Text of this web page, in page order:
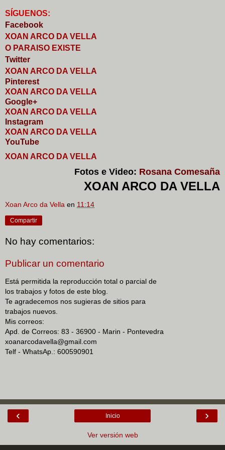
S GUENOS:
Facebook
XOAN ARCO DA VELLA
O PARAISO EXISTE
Twitter
XOAN ARCO DA VELLA
Pinterest
XOAN ARCO DA VELLA
Google+
XOAN ARCO DA VELLA
nstagram
XOAN ARCO DA VELLA
YouTube
XOAN ARCO DA VELLA
Fotos e Video: Rosana Comesaña
XOAN ARCO DA VELLA
Xoan Arco da Vella en 11:14
Compartir
No hay comentarios:
Publicar un comentario
Está permitida la reproducción total o parcial de
los trabajos y fotos de este blog.
Te agradecemos nos sugieras de sitios para
trabajos nuevos.
Mis correos:
Apd. de Correos: 83 - 36900 - Marin - Pontevedra
xoanarcodavella@gmail.com
Telf - WhatsAp.: 600590901
‹ ›
Inicio
Ver versión web